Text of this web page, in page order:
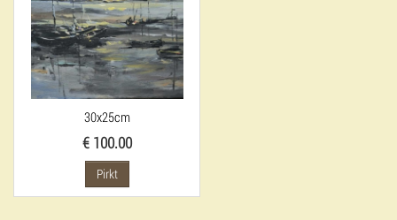
30x25cm
€ 100.00
Pirkt